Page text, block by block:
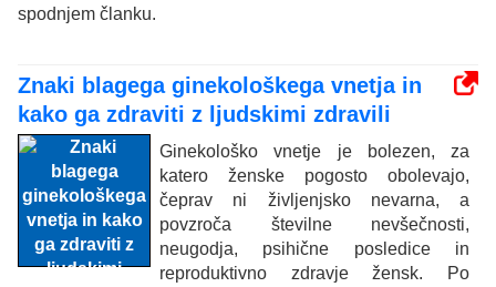
spodnjem članku.
Znaki blagega ginekološkega vnetja in
kako ga zdraviti z ljudskimi zdravili
Ginekološko vnetje je bolezen, za
katero ženske pogosto obolevajo,
čeprav ni življenjsko nevarna, a
povzroča številne nevšečnosti,
neugodja, psihične posledice in
reproduktivno zdravje žensk. Po